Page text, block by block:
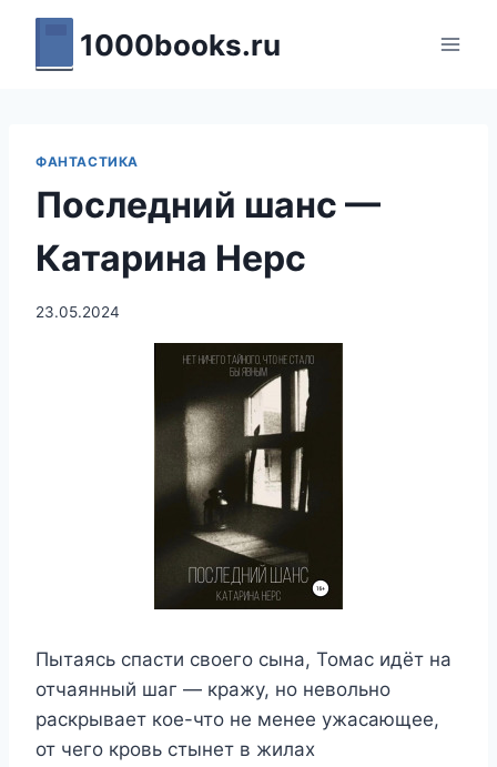
Перейти
содержимому
1000books.ru
ФАНТАСТИКА
Последний шанс —
Катарина Нерс
23.05.2024
Пытаясь спасти своего сына, Томас идёт на
отчаянный шаг — кражу, но невольно
раскрывает кое-что не менее ужасающее,
от чего кровь стынет в жилах